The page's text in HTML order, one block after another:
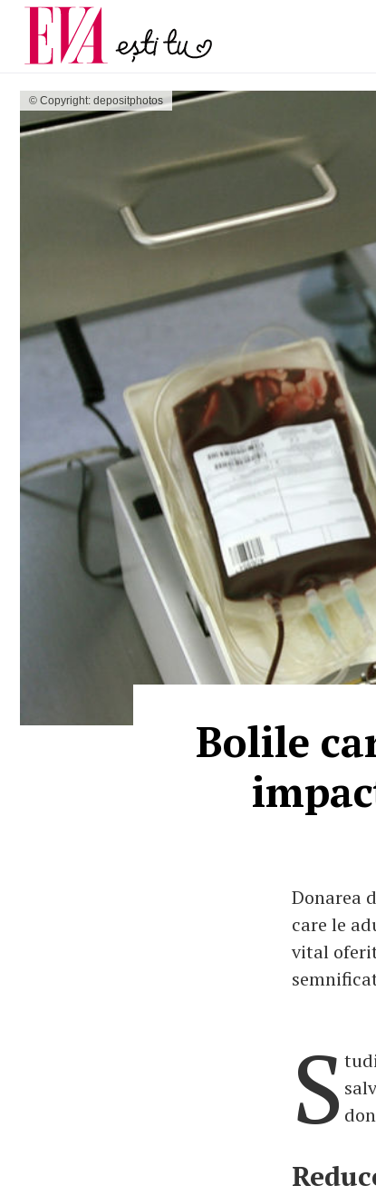
© Copyright: depositphotos
Bolile
Donarea
care le
vital
S
Carieră
Actualitate
pe măsură ce